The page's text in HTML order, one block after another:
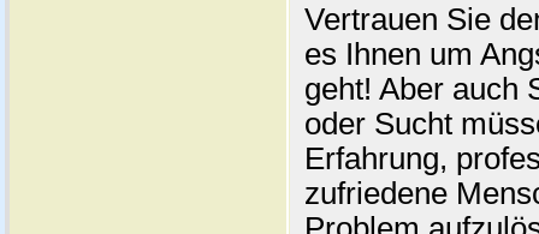
Vertrauen Sie
es Ihnen um
geht! Aber auch
oder Sucht
Erfahrung,
zufriedene